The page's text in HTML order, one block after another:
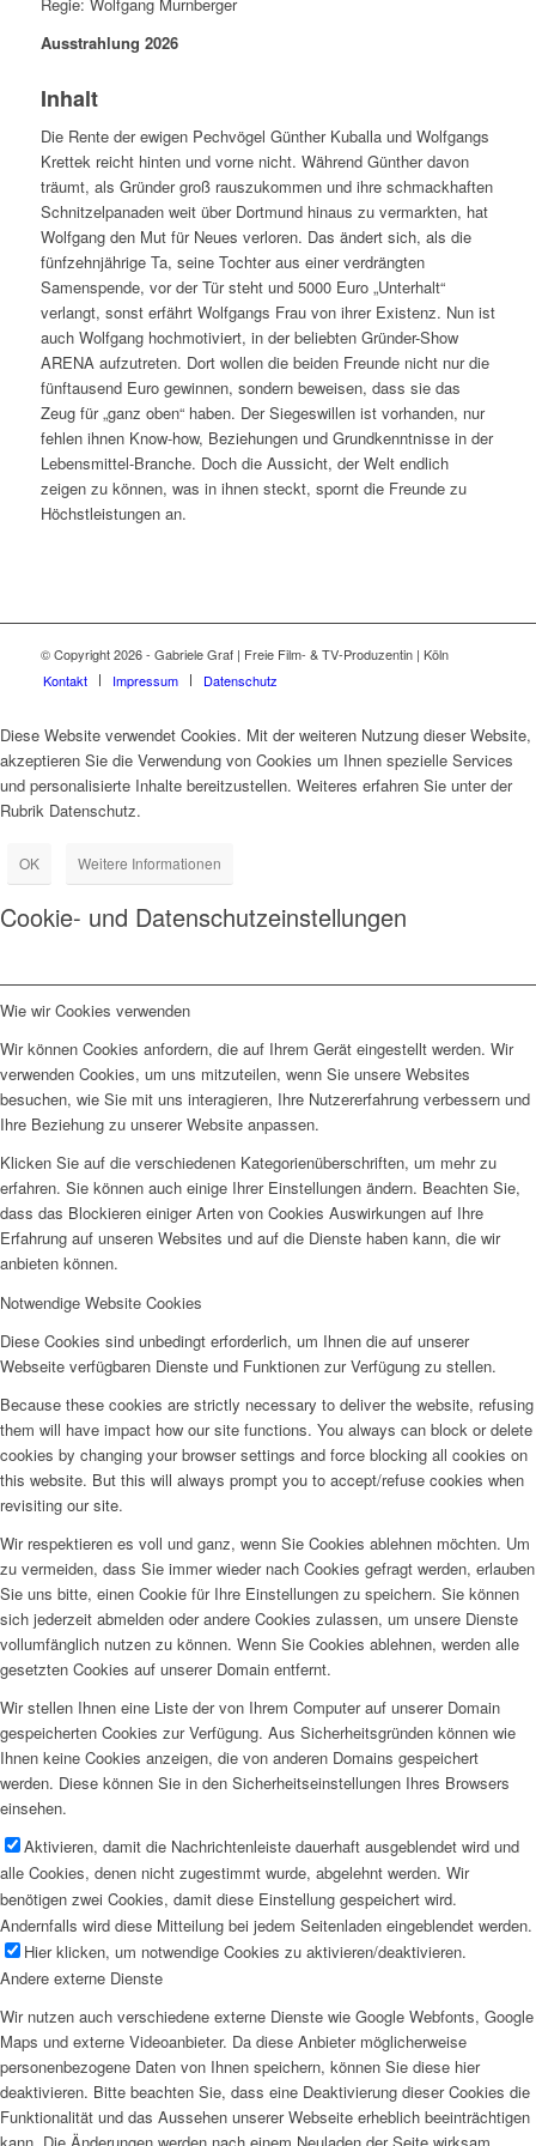
Ausstrahlung 2026
Inhalt
Die Rente der ewigen Pechvögel Günther Kuballa und Wolfgangs
Krettek reicht hinten und vorne nicht. Während Günther davon
träumt, als Gründer groß rauszukommen und ihre schmackhaften
Schnitzelpanaden weit über Dortmund hinaus zu vermarkten, hat
Wolfgang den Mut für Neues verloren. Das ändert sich, als die
fünfzehnjährige Ta, seine Tochter aus einer verdrängten
Samenspende, vor der Tür steht und 5000 Euro „Unterhalt“
verlangt, sonst erfährt Wolfgangs Frau von ihrer Existenz. Nun ist
auch Wolfgang hochmotiviert, in der beliebten Gründer-Show
ARENA aufzutreten. Dort wollen die beiden Freunde nicht nur die
fünftausend Euro gewinnen, sondern beweisen, dass sie das
Zeug für „ganz oben“ haben. Der Siegeswillen ist vorhanden, nur
fehlen ihnen Know-how, Beziehungen und Grundkenntnisse in der
Lebensmittel-Branche. Doch die Aussicht, der Welt endlich
zeigen zu können, was in ihnen steckt, spornt die Freunde zu
Höchstleistungen an.
© Copyright 2026 - Gabriele Graf | Freie Film- & TV-Produzentin | Köln
Kontakt
Impressum Datenschutz
Diese Website verwendet Cookies. Mit der weiteren Nutzung dieser Website,
akzeptieren Sie die Verwendung von Cookies um Ihnen spezielle Services
und personalisierte Inhalte bereitzustellen. Weiteres erfahren Sie unter der
Rubrik Datenschutz.
OK Weitere Informationen
Cookie- und Datenschutzeinstellungen
Wie wir Cookies verwenden
Wir können Cookies anfordern, die auf Ihrem Gerät eingestellt werden. Wir
verwenden Cookies, um uns mitzuteilen, wenn Sie unsere Websites
besuchen, wie Sie mit uns interagieren, Ihre Nutzererfahrung verbessern und
Ihre Beziehung zu unserer Website anpassen.
Klicken Sie auf die verschiedenen Kategorienüberschriften, um mehr zu
erfahren. Sie können auch einige Ihrer Einstellungen ändern. Beachten Sie,
dass das Blockieren einiger Arten von Cookies Auswirkungen auf Ihre
Erfahrung auf unseren Websites und auf die Dienste haben kann, die wir
anbieten können.
Notwendige Website Cookies
Diese Cookies sind unbedingt erforderlich, um Ihnen die auf unserer
Webseite verfügbaren Dienste und Funktionen zur Verfügung zu stellen.
Because these cookies are strictly necessary to deliver the website, refusing
them will have impact how our site functions. You always can block or delete
cookies by changing your browser settings and force blocking all cookies on
this website. But this will always prompt you to accept/refuse cookies when
revisiting our site.
Wir respektieren es voll und ganz, wenn Sie Cookies ablehnen möchten. Um
zu vermeiden, dass Sie immer wieder nach Cookies gefragt werden, erlauben
Sie uns bitte, einen Cookie für Ihre Einstellungen zu speichern. Sie können
sich jederzeit abmelden oder andere Cookies zulassen, um unsere Dienste
vollumfänglich nutzen zu können. Wenn Sie Cookies ablehnen, werden alle
gesetzten Cookies auf unserer Domain entfernt.
Wir stellen Ihnen eine Liste der von Ihrem Computer auf unserer Domain
gespeicherten Cookies zur Verfügung. Aus Sicherheitsgründen können wie
Ihnen keine Cookies anzeigen, die von anderen Domains gespeichert
werden. Diese können Sie in den Sicherheitseinstellungen Ihres Browsers
einsehen.
Aktivieren, damit die Nachrichtenleiste dauerhaft ausgeblendet wird und
alle Cookies, denen nicht zugestimmt wurde, abgelehnt werden. Wir
benötigen zwei Cookies, damit diese Einstellung gespeichert wird.
Andernfalls wird diese Mitteilung bei jedem Seitenladen eingeblendet werden.
Hier klicken, um notwendige Cookies zu aktivieren/deaktivieren.
Andere externe Dienste
Wir nutzen auch verschiedene externe Dienste wie Google Webfonts, Google
Maps und externe Videoanbieter. Da diese Anbieter möglicherweise
personenbezogene Daten von Ihnen speichern, können Sie diese hier
deaktivieren. Bitte beachten Sie, dass eine Deaktivierung dieser Cookies die
Funktionalität und das Aussehen unserer Webseite erheblich beeinträchtigen